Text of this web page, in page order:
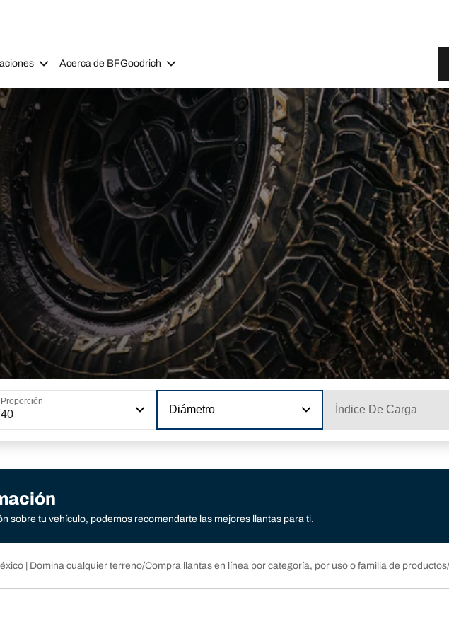
Acerca de BFGoodrich
Proporción
40 Diámetro Índice De Carga
sobre tu vehículo, podemos recomendarte las mejores llantas para ti.
| Domina cualquier terreno Compra llantas en línea por categoría, por uso o familia de productos